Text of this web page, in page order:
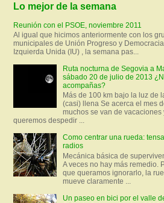
Lo mejor de la semana
Reunión con el PSOE, noviembre 2011
Al igual que hicimos anteriormente con los
municipales de Unión Progreso y
Izquierda Unida (IU) , la semana pas...
Ruta nocturna de Segovia a
sábado 20 de julio de 2013
acompañas?
Más de 100 km bajo la luz de
(casi) llena Se acerca el mes
muchos se van de vacaciones
queremos despedir ...
Como centrar una rueda:
radios
Mecánica básica de
A veces no hay más remedio.
que queramos ignorarlo, la
mueve claramente ...
Un paseo en bici por el valle